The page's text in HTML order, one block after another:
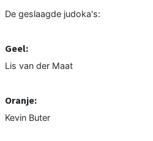
De geslaagde judoka's:
Geel:
Lis van der Maat
Oranje:
Kevin Buter